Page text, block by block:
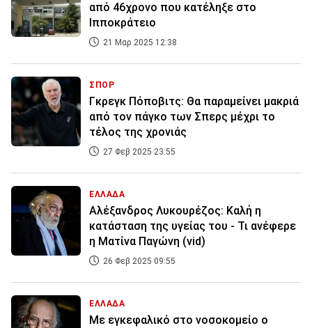
από 46χρονο που κατέληξε στο
Ιπποκράτειο
21 Μαρ 2025 12:38
ΣΠΟΡ
Γκρεγκ Πόποβιτς: Θα παραμείνει μακριά
από τον πάγκο των Σπερς μέχρι το
τέλος της χρονιάς
27 Φεβ 2025 23:55
ΕΛΛΑΔΑ
Αλέξανδρος Λυκουρέζος: Καλή η
κατάσταση της υγείας του - Τι ανέφερε
η Ματίνα Παγώνη (vid)
26 Φεβ 2025 09:55
ΕΛΛΑΔΑ
Με εγκεφαλικό στο νοσοκομείο ο